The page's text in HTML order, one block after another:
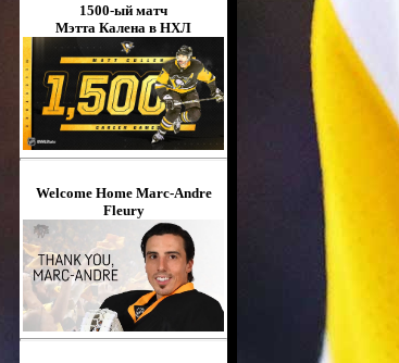
1500-ый матч
Мэтта Калена в НХЛ
Welcome Home Marc-Andre
Fleury